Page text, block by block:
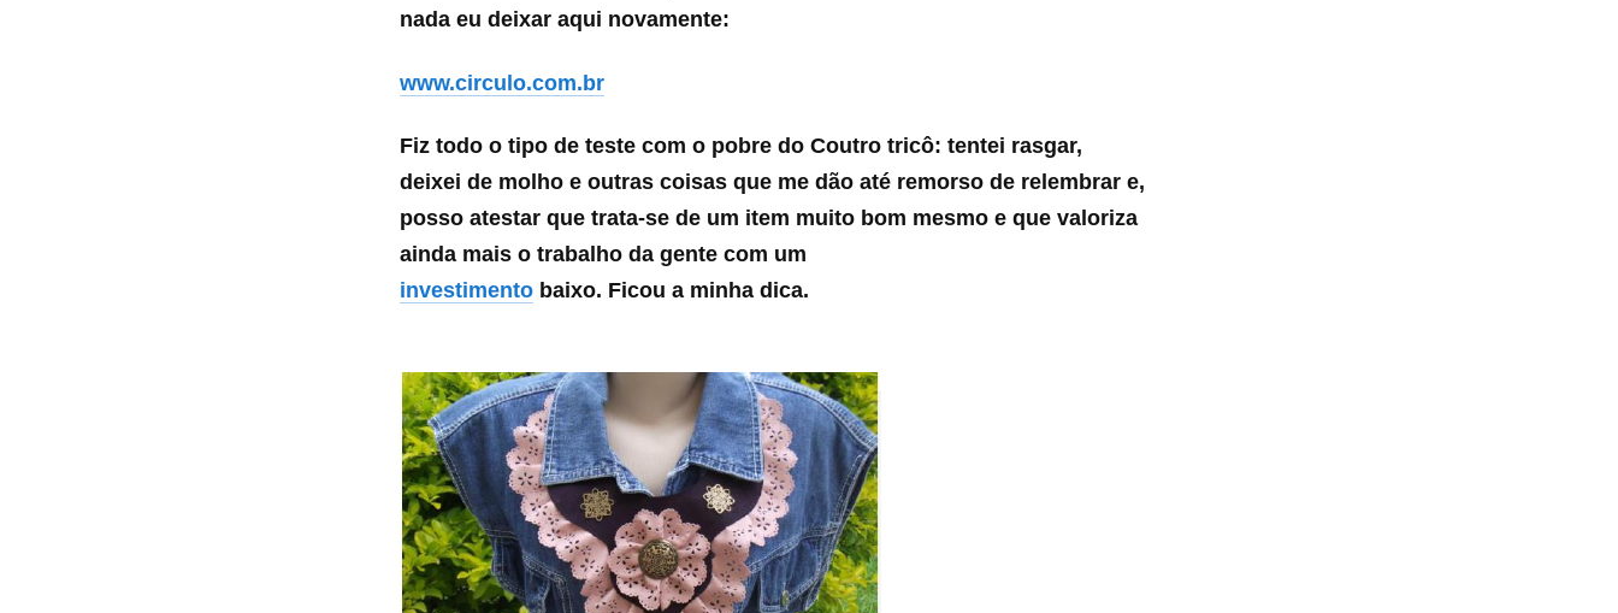
nada eu deixar aqui novamente:
www.circulo.com.br
Fiz todo o tipo de teste com o pobre do Coutro tricô: tentei rasgar,
deixei de molho e outras coisas que me dão até remorso de relembrar e,
posso atestar que trata-se de um item muito bom mesmo e que valoriza
ainda mais o trabalho da gente com um
investimento baixo. Ficou a minha dica.